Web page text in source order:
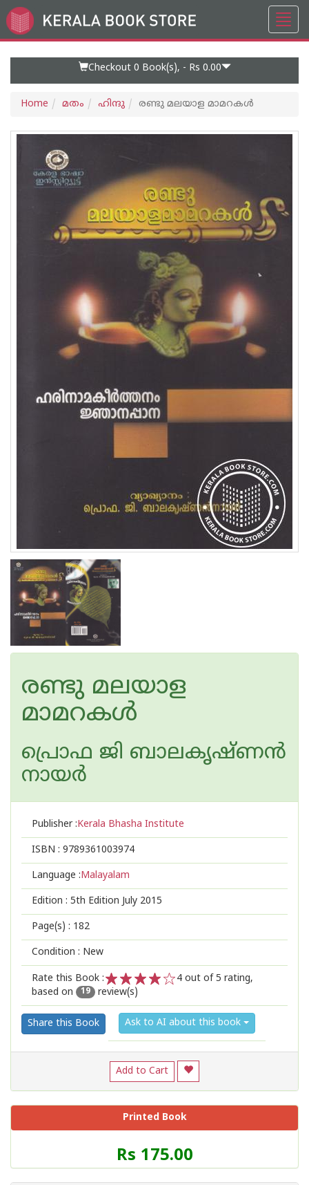
Go
to
Checkout 0 Book(s), - Rs 0.00
Home മതം ഹിന്ദു രണ്ടു മലയാള മാമറകള്‍
രണ്ടു മലയാള
മാമറകള്‍
പ്രൊഫ ജി ബാലകൃഷ്ണന്‍
നായര്‍
Publisher :Kerala Bhasha Institute
ISBN : 9789361003974
Language :Malayalam
Edition : 5th Edition July 2015
Page(s) : 182
Condition : New
Rate this Book :
3
2
1
4 out of 5 rating,
based on
19 review(s)
Share this Book Ask to AI about this book
Add to Cart
Printed Book
Price
of
Rs 175.00